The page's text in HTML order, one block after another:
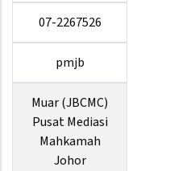
07-2267526
pmjb
Muar (JBCMC)
Pusat Mediasi
Mahkamah
Johor